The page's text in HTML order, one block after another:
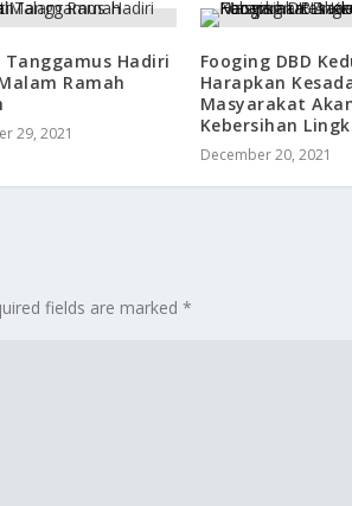
Hadiri
Ramah
29, 2021
Fooging DBD
Harapkan
Masyarakat
Kebersihan
December 20, 2021
fields are marked*